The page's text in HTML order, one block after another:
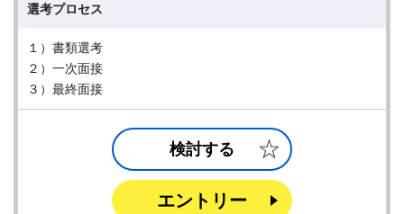
選考プロセス
１）書類選考
２）一次面接
３）最終面接
検討する
エントリー